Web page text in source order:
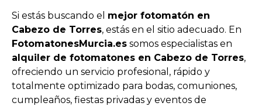
Si estás buscando el mejor fotomatón en
Cabezo de Torres, estás en el sitio adecuado. En
FotomatonesMurcia.es somos especialistas en
alquiler de fotomatones en Cabezo de Torres,
ofreciendo un servicio profesional, rápido y
totalmente optimizado para bodas, comuniones,
cumpleaños, fiestas privadas y eventos de